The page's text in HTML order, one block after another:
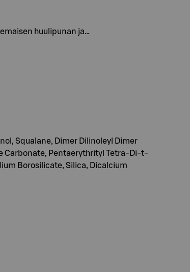
huulipunan ja…
Squalane, Dimer Dilinoleyl Dimer
Carbonate, Pentaerythrityl Tetra-Di-t-
Borosilicate, Silica, Dicalcium